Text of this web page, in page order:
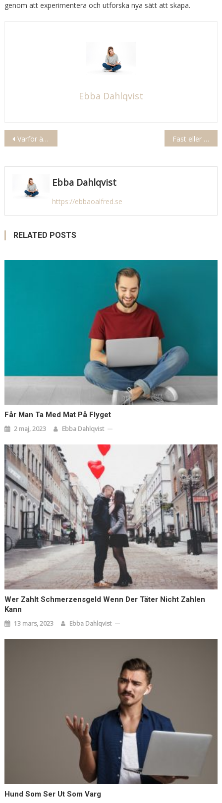
genom att experimentera och utforska nya sätt att skapa.
Ebba Dahlqvist
Inläggsnavigering
Varför är vindruvor farligt för hundar Fast eller mjölig potatis till gratäng
Ebba Dahlqvist
https://ebbaoalfred.se
RELATED POSTS
Får Man Ta Med Mat På Flyget
2 maj, 2023 Ebba Dahlqvist
Wer Zahlt Schmerzensgeld Wenn Der Täter Nicht Zahlen
Kann
13 mars, 2023 Ebba Dahlqvist
Hund Som Ser Ut Som Varg